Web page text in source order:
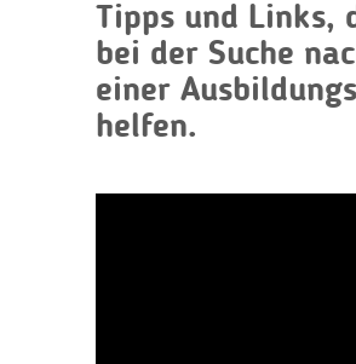
Tipps und Links,
bei der Suche
einer
helfen.